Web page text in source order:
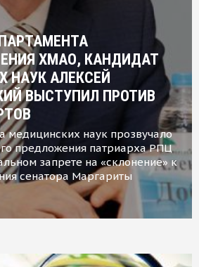
ХМАО, КАНДИДАТ
НАУК АЛЕКСЕЙ
ВЫСТУПИЛ ПРОТИВ
медицинских наук прозвучало
предложения патриарха РПЦ
запрете на «склонение» к
сенатора Маргариты